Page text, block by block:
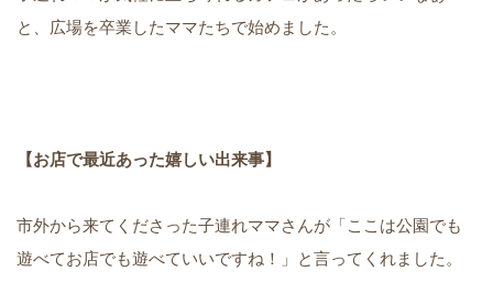
と、広場を卒業したママたちで始めました。
【お店で最近あった嬉しい出来事】
市外から来てくださった子連れママさんが「ここは公園でも
遊べてお店でも遊べていいですね！」と言ってくれました。